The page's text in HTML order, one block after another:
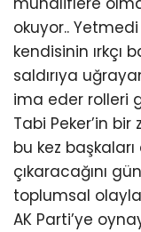
okuyor..
kendisinin ırkçı
saldırıya
ima eder rolleri
Tabi Peker’in
bu kez
çıkaracağını
toplumsal
AK Parti’ye